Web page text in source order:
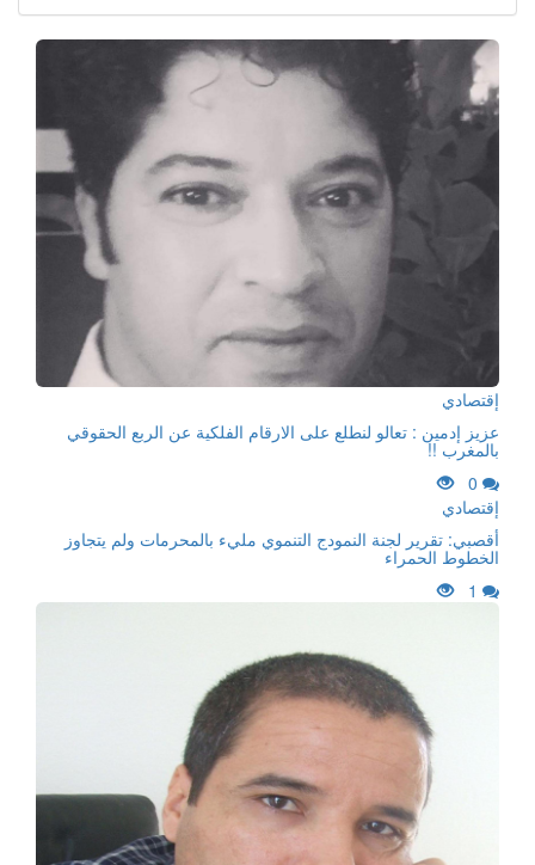
إقتصادي
عزيز إدمين : تعالو لنطلع على الارقام الفلكية عن الربع الحقوقي
بالمغرب !!
0
إقتصادي
أقصبي: تقرير لجنة النمودج التنموي مليء بالمحرمات ولم يتجاوز
الخطوط الحمراء
1